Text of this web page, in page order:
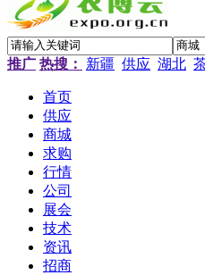
推广 热搜： 新疆 供应 湖北
首页
供应
商城
求购
行情
公司
展会
技术
资讯
招商